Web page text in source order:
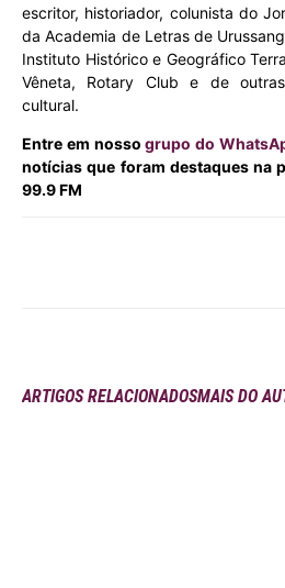
escritor, historiador, colunista do
da Academia de Letras de
Instituto Histórico e Geográfico
Vêneta, Rotary Club e de
cultural.
Entre em nossogrupo do
notícias que foram destaques na
99.9 FM
ARTIGOS RELACIONADOSMAIS DO